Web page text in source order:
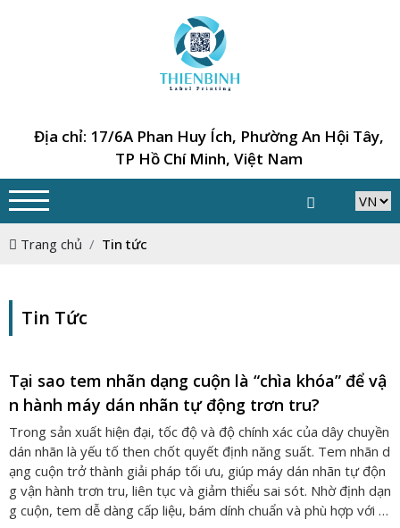
Địa chỉ: 17/6A Phan Huy Ích, Phường An Hội Tây,
TP Hồ Chí Minh, Việt Nam
Trang chủ Tin tức
Tin Tức
Tại sao tem nhãn dạng cuộn là “chìa khóa” để vậ
n hành máy dán nhãn tự động trơn tru?
Trong sản xuất hiện đại, tốc độ và độ chính xác của dây chuyền
dán nhãn là yếu tố then chốt quyết định năng suất. Tem nhãn d
ạng cuộn trở thành giải pháp tối ưu, giúp máy dán nhãn tự độn
g vận hành trơn tru, liên tục và giảm thiểu sai sót. Nhờ định dạn
g cuộn, tem dễ dàng cấp liệu, bám dính chuẩn và phù hợp với c